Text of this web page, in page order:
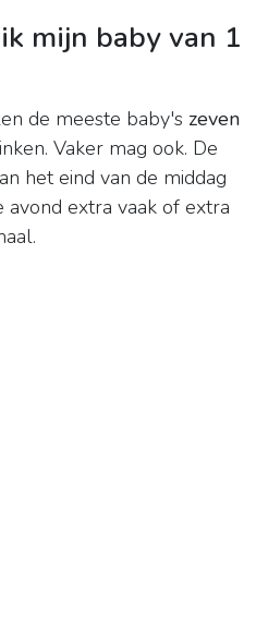
mijn baby van 1
de meeste baby's zeven
Vaker mag ook. De
het eind van de middag
avond extra vaak of extra